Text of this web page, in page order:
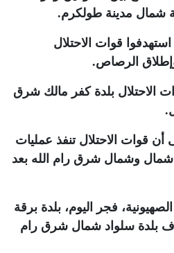
شمال مدينة طولكرم.
قوات الاحتلال
الرصاص.
الاحتلال بلدة كفر مالك شرق
.
قوات الاحتلال تنفذ عمليات
وشمال شرق رام الله بعد
فجر اليوم، بلدة برقة
بلدة سلواد شمال شرق رام